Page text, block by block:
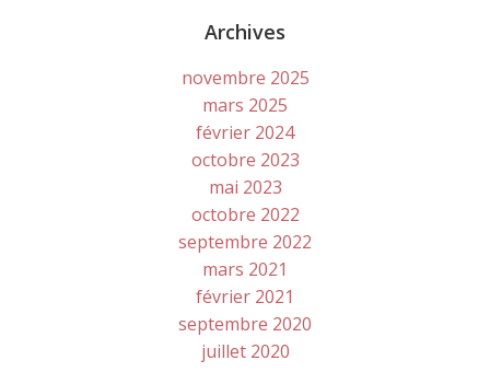
Archives
novembre 2025
mars 2025
février 2024
octobre 2023
mai 2023
octobre 2022
septembre 2022
mars 2021
février 2021
septembre 2020
juillet 2020